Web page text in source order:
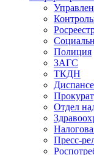
Полиция
ЗАГС
ТКДН
Отдел
Пресс-